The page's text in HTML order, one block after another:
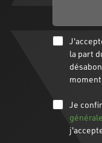
la part
Je